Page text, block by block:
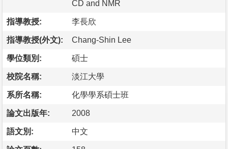
CD and NMR
指導教授: 李長欣
指導教授(外文): Chang-Shin Lee
學位類別: 碩士
校院名稱: 淡江大學
系所名稱: 化學學系碩士班
論文出版年: 2008
語文別: 中文